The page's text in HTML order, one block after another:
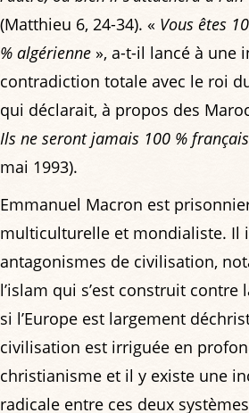
(Matthieu 6, 24-34). « Vous êtes
% algérienne », a-t-il lancé à une
contradiction totale avec le roi
qui déclarait, à propos des
Ils ne seront jamais 100 % français
mai 1993).
Emmanuel Macron est
multiculturelle et mondialiste. Il
antagonismes de civilisation,
l’islam qui s’est construit
si l’Europe est largement
civilisation est irriguée en
christianisme et il y existe une
radicale entre ces deux